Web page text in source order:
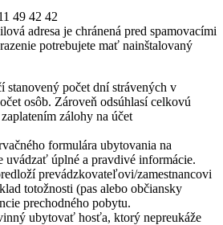
49 42 42
adresa je chránená pred spamovacími
potrebujete mať nainštalovaný
stanovený počet dní strávených v
osôb. Zároveň odsúhlasí celkovú
zálohy na účet
formulára ubytovania na
uvádzať úplné a pravdivé informácie.
prevádzkovateľovi/zamestnancovi
totožnosti (pas alebo občiansky
prechodného pobytu.
ubytovať hosťa, ktorý nepreukáže